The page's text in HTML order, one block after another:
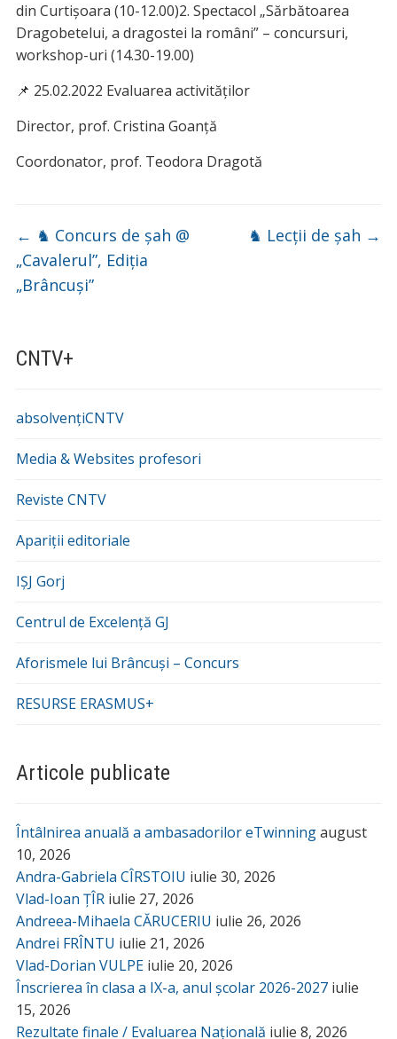
CNTV+
absolvențiCNTV
Media & Websites profesori
Reviste CNTV
Apariții editoriale
IȘJ Gorj
Centrul de Excelență GJ
Aforismele lui Brâncuși – Concurs
RESURSE ERASMUS+
Articole publicate
Întâlnirea anuală a ambasadorilor eTwinningaugust
10, 2026
Andra-Gabriela CÎRSTOIU iulie 30, 2026
Vlad-Ioan ȚÎR iulie 27, 2026
Andreea-Mihaela CĂRUCERIU iulie 26, 2026
Andrei FRÎNTU iulie 21, 2026
Vlad-Dorian VULPE iulie 20, 2026
Înscrierea în clasa a IX-a, anul școlar 2026-2027 iulie
15, 2026
Rezultate finale / Evaluarea Națională iulie 8, 2026
din Curtișoara (10-12.00)2. Spectacol „Sărbătoarea
Dragobetelui, a dragostei la români” – concursuri,
workshop-uri (14.30-19.00)
📌 25.02.2022 Evaluarea activităților
Director, prof. Cristina Goanță
Coordonator, prof. Teodora Dragotă
← ♞ Concurs de șah @
„Cavalerul”, Ediția
„Brâncuși”
♞ Lecții de șah →